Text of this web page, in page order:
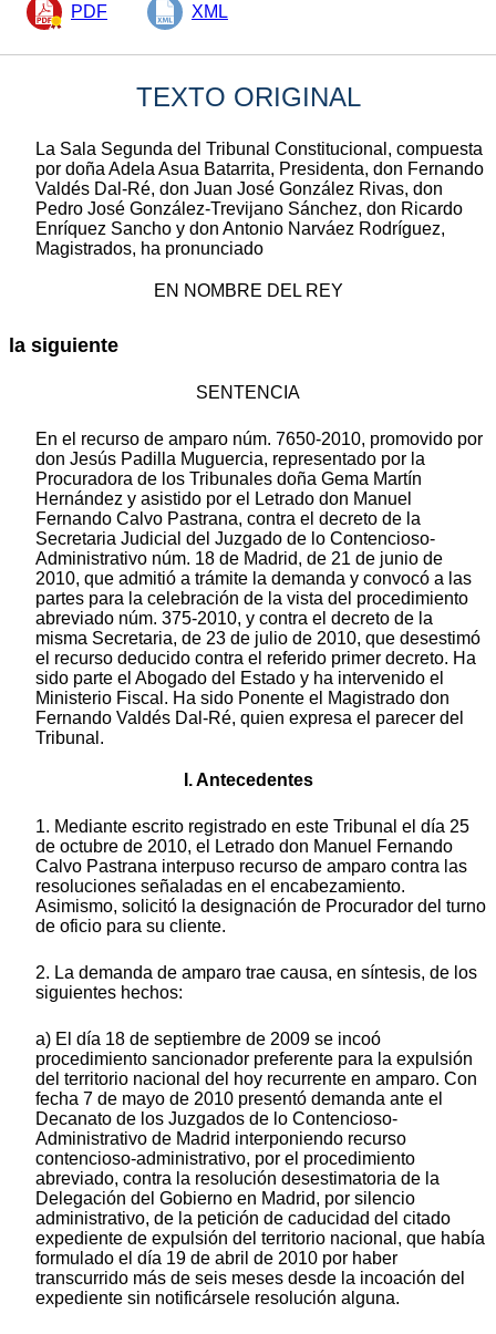
PDF XML
TEXTO ORIGINAL
La Sala Segunda del Tribunal Constitucional, compuesta
por doña Adela Asua Batarrita, Presidenta, don Fernando
Valdés Dal-Ré, don Juan José González Rivas, don
Pedro José González-Trevijano Sánchez, don Ricardo
Enríquez Sancho y don Antonio Narváez Rodríguez,
Magistrados, ha pronunciado
EN NOMBRE DEL REY
la siguiente
SENTENCIA
En el recurso de amparo núm. 7650-2010, promovido por
don Jesús Padilla Muguercia, representado por la
Procuradora de los Tribunales doña Gema Martín
Hernández y asistido por el Letrado don Manuel
Fernando Calvo Pastrana, contra el decreto de la
Secretaria Judicial del Juzgado de lo Contencioso-
Administrativo núm. 18 de Madrid, de 21 de junio de
2010, que admitió a trámite la demanda y convocó a las
partes para la celebración de la vista del procedimiento
abreviado núm. 375-2010, y contra el decreto de la
misma Secretaria, de 23 de julio de 2010, que desestimó
el recurso deducido contra el referido primer decreto. Ha
sido parte el Abogado del Estado y ha intervenido el
Ministerio Fiscal. Ha sido Ponente el Magistrado don
Fernando Valdés Dal-Ré, quien expresa el parecer del
Tribunal.
I. Antecedentes
1. Mediante escrito registrado en este Tribunal el día 25
de octubre de 2010, el Letrado don Manuel Fernando
Calvo Pastrana interpuso recurso de amparo contra las
resoluciones señaladas en el encabezamiento.
Asimismo, solicitó la designación de Procurador del turno
de oficio para su cliente.
2. La demanda de amparo trae causa, en síntesis, de los
siguientes hechos:
a) El día 18 de septiembre de 2009 se incoó
procedimiento sancionador preferente para la expulsión
del territorio nacional del hoy recurrente en amparo. Con
fecha 7 de mayo de 2010 presentó demanda ante el
Decanato de los Juzgados de lo Contencioso-
Administrativo de Madrid interponiendo recurso
contencioso-administrativo, por el procedimiento
abreviado, contra la resolución desestimatoria de la
Delegación del Gobierno en Madrid, por silencio
administrativo, de la petición de caducidad del citado
expediente de expulsión del territorio nacional, que había
formulado el día 19 de abril de 2010 por haber
transcurrido más de seis meses desde la incoación del
expediente sin notificársele resolución alguna.